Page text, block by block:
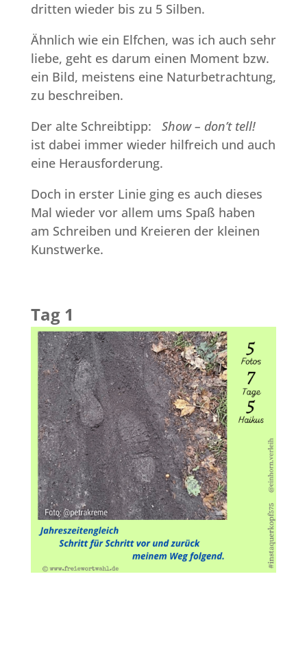
dritten wieder bis zu 5 Silben.
Ähnlich wie ein Elfchen, was ich auch sehr
liebe, geht es darum einen Moment bzw.
ein Bild, meistens eine Naturbetrachtung,
zu beschreiben.
Der alte Schreibtipp: Show – don’t tell!
ist dabei immer wieder hilfreich und auch
eine Herausforderung.
Doch in erster Linie ging es auch dieses
Mal wieder vor allem ums Spaß haben
am Schreiben und Kreieren der kleinen
Kunstwerke.
Tag 1